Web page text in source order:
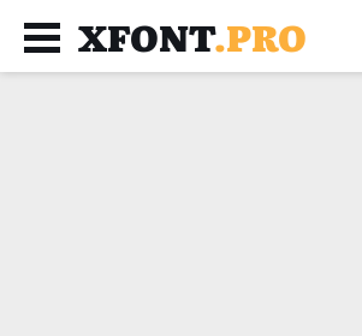
XFONT.PRO